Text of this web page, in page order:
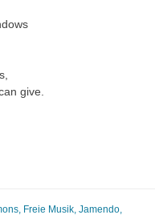
give.
, Freie Musik, Jamendo,